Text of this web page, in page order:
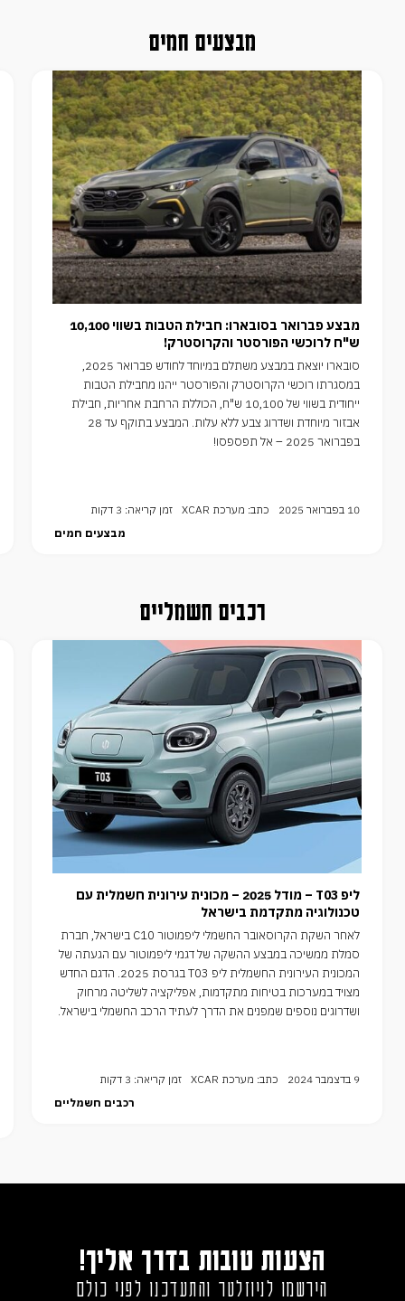
מבצעים חמים
מבצע פברואר בסובארו: חבילת הטבות בשווי 10,100
ש"ח לרוכשי הפורסטר והקרוסטרק!
סובארו יוצאת במבצע משתלם במיוחד לחודש פברואר 2025,
במסגרתו רוכשי הקרוסטרק והפורסטר ייהנו מחבילת הטבות
ייחודית בשווי של 10,100 ש"ח, הכוללת הרחבת אחריות, חבילת
אבזור מיוחדת ושדרוג צבע ללא עלות. המבצע בתוקף עד 28
בפברואר 2025 – אל תפספסו!
10 בפברואר 2025 כתב: מערכת XCAR
זמן קריאה: 3 דקות
מבצעים חמים
רכבים חשמליים
ליפ T03 – מודל 2025 – מכונית עירונית חשמלית עם
טכנולוגיה מתקדמת בישראל
לאחר השקת הקרוסאובר החשמלי ליפמוטור C10 בישראל, חברת
סמלת ממשיכה במבצע ההשקה של דגמי ליפמוטור עם הגעתה של
המכונית העירונית החשמלית ליפ T03 בגרסת 2025. הדגם החדש
מצויד במערכות בטיחות מתקדמות, אפליקציה לשליטה מרחוק
ושדרוגים נוספים שמפנים את הדרך לעתיד הרכב החשמלי בישראל.
9 בדצמבר 2024 כתב: מערכת XCAR
זמן קריאה: 3 דקות
רכבים חשמליים
הצעות טובות בדרך אליך!
הירשמו לניוזלטר והתעדכנו לפני כולם